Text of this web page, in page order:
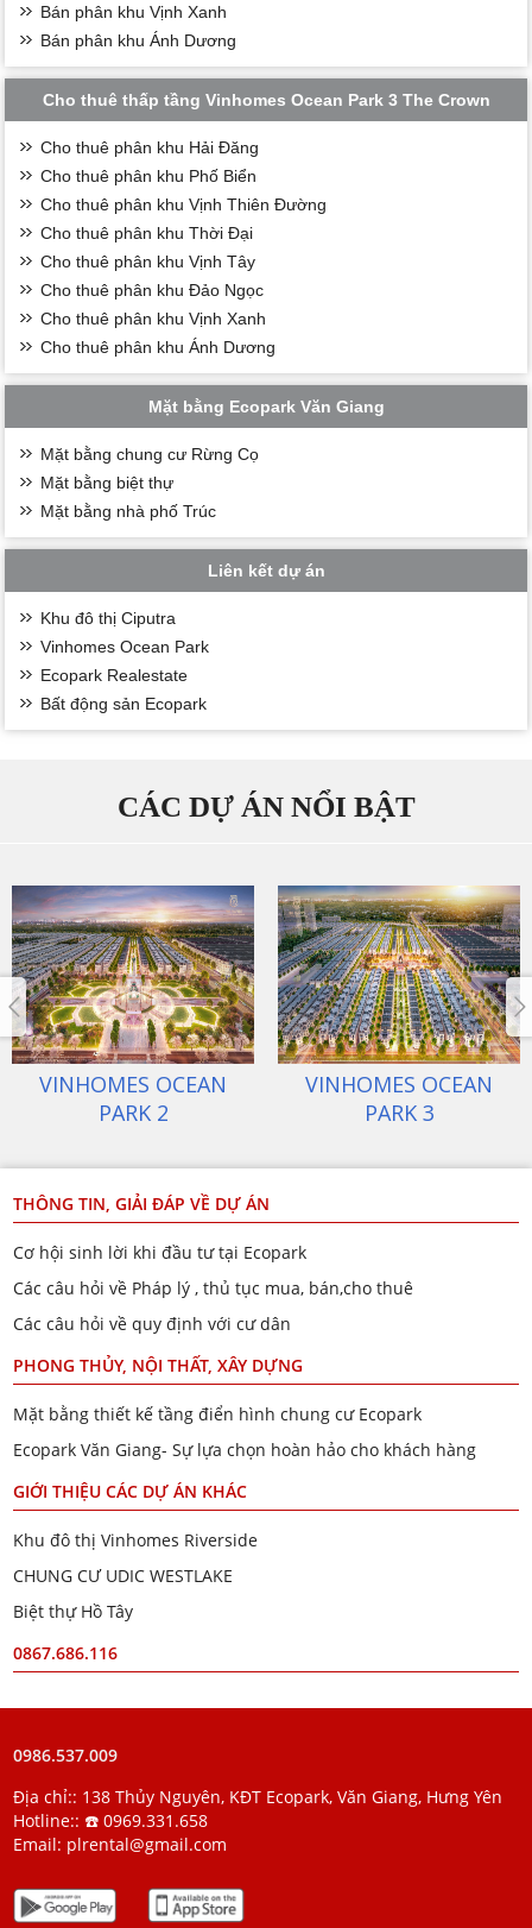
Bán phân khu Vịnh Xanh
Bán phân khu Ánh Dương
Cho thuê thấp tầng Vinhomes Ocean Park 3 The Crown
Cho thuê phân khu Hải Đăng
Cho thuê phân khu Phố Biển
Cho thuê phân khu Vịnh Thiên Đường
Cho thuê phân khu Thời Đại
Cho thuê phân khu Vịnh Tây
Cho thuê phân khu Đảo Ngọc
Cho thuê phân khu Vịnh Xanh
Cho thuê phân khu Ánh Dương
Mặt bằng Ecopark Văn Giang
Mặt bằng chung cư Rừng Cọ
Mặt bằng biệt thự
Mặt bằng nhà phố Trúc
Liên kết dự án
Khu đô thị Ciputra
Vinhomes Ocean Park
Ecopark Realestate
Bất động sản Ecopark
CÁC DỰ ÁN NỔI BẬT
ECOPARK VĂN GIANG
VINHOMES OCEAN
PARK 1
THÔNG TIN, GIẢI ĐÁP VỀ DỰ ÁN
Cơ hội sinh lời khi đầu tư tại Ecopark
Các câu hỏi về Pháp lý , thủ tục mua, bán,cho thuê
Các câu hỏi về quy định với cư dân
PHONG THỦY, NỘI THẤT, XÂY DỰNG
Mặt bằng thiết kế tầng điển hình chung cư Ecopark
Ecopark Văn Giang- Sự lựa chọn hoàn hảo cho khách hàng
GIỚI THIỆU CÁC DỰ ÁN KHÁC
Khu đô thị Vinhomes Riverside
CHUNG CƯ UDIC WESTLAKE
Biệt thự Hồ Tây
0867.686.116
0986.537.009
Địa chỉ:: 138 Thủy Nguyên, KĐT Ecopark, Văn Giang, Hưng Yên
Hotline:: ☎️ 0969.331.658
Email: plrental@gmail.com